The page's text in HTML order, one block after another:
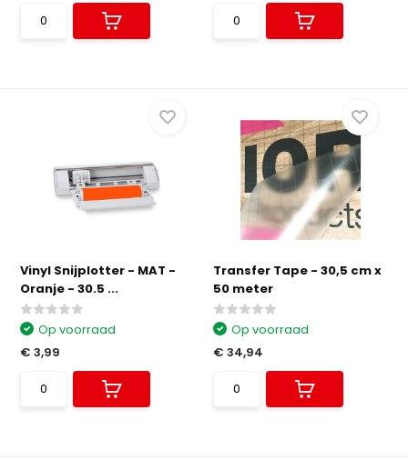
Vinyl Snijplotter - MAT -
Oranje - 30.5 ...
Op voorraad
€ 3,99
Transfer Tape - 30,5 cm x
50 meter
Op voorraad
€ 34,94